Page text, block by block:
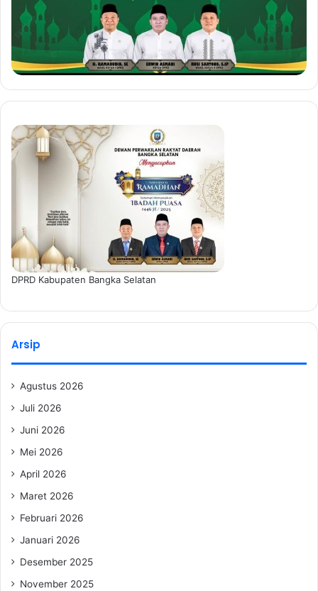
DPRD Kabupaten Bangka Selatan
Arsip
Agustus 2026
Juli 2026
Juni 2026
Mei 2026
April 2026
Maret 2026
Februari 2026
Januari 2026
Desember 2025
November 2025